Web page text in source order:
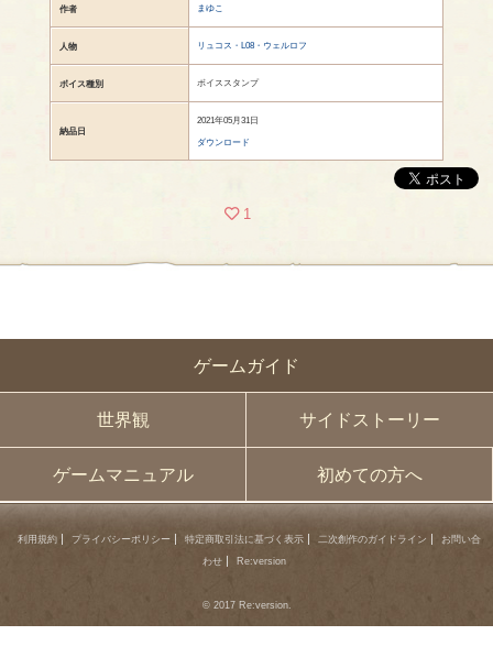
ゲームガイド
世界観 サイドストーリー
ゲームマニュアル 初めての方へ
作者 まゆこ
人物 リュコス・L08・ウェルロフ
ボイス種別 ボイススタンプ
納品日
2021年05月31日
ダウンロード
1
利用規約 プライバシーポリシー 特定商取引法に基づく表示 二次創作のガイドライン
お問い合
わせ
Re:version
© 2017 Re:version.